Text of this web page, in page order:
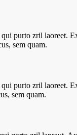
purto zril laoreet.
sem quam.
purto zril laoreet.
sem quam.